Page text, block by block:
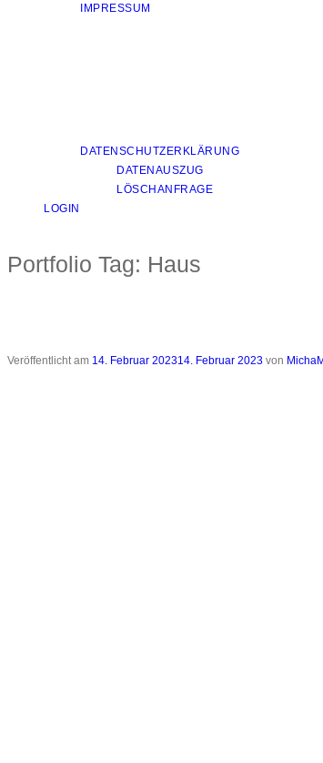
IMPRESSUM
DATENSCHUTZERKLÄRUNG
DATENAUSZUG
LÖSCHANFRAGE
LOGIN
Portfolio Tag: Haus
Veröffentlicht am 14. Februar 202314. Februar 2023 von